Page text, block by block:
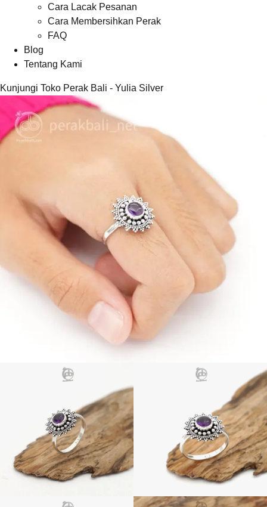
Cara Lacak Pesanan
Cara Membersihkan Perak
FAQ
Blog
Tentang Kami
Kunjungi Toko Perak Bali - Yulia Silver